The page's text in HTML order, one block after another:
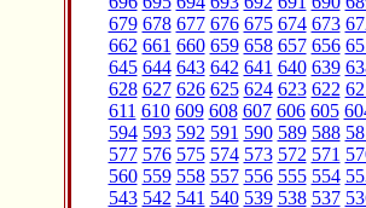
679 678 677 676 675 674 673
662 661 660 659 658 657 656
645 644 643 642 641 640 639
628 627 626 625 624 623 622
611 610 609 608 607 606 605
594 593 592 591 590 589 588
577 576 575 574 573 572 571
560 559 558 557 556 555 554
543 542 541 540 539 538 537